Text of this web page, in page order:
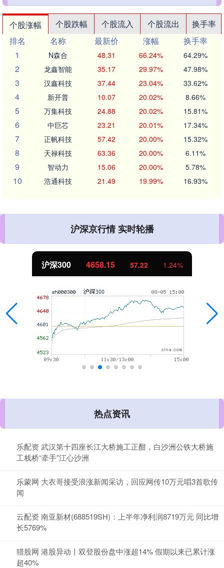
个股涨幅 个股跌幅 个股流入 个股流出
换手率
排名
名称 最新价 涨幅
换手率
1
N森合 48.31 66.24% 64.29%
2 龙鑫智能 35.17 29.97% 47.98%
3 汉鑫科技 37.44 23.04% 33.62%
4 新开普 10.07 20.02% 8.66%
5 万集科技 24.88 20.02% 15.81%
6 中巨芯 23.21 20.01% 17.34%
7 正帆科技 57.42 20.00% 15.32%
8 天禄科技 63.36 20.00% 6.11%
9 智动力 15.06 20.00% 5.78%
10 浩通科技 21.49 19.99% 16.93%
沪深京行情 实时轮播
北证50 1119.46 25.97
热点资讯
乐配资 武汉第十四座长江大桥施工正酣，白沙洲公铁大桥施
工栈桥“牵手”江心沙洲
乐蒙网 大衣哥接受浪涨新闻采访，回应网传10万元唱3首歌传
闻
云配资 南亚新材(688519SH)：上半年净利润8719万元 同比增
长5769%
猎股网 港股异动丨双登股份盘中涨超14% 假期以来已累计涨
超40%